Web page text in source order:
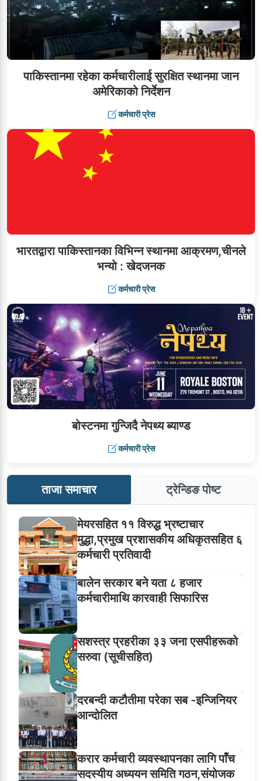
पाकिस्तानमा रहेका कर्मचारीलाई सुरक्षित स्थानमा जान
अमेरिकाको निर्देशन
कर्मचारी प्रेस
भारतद्वारा पाकिस्तानका विभिन्न स्थानमा आक्रमण,चीनले
भन्यो : खेदजनक
कर्मचारी प्रेस
बोस्टनमा गुन्जिदै नेपथ्य ब्याण्ड
कर्मचारी प्रेस
ताजा समाचार ट्रेन्डिङ पोष्ट
मेयरसहित ११ विरुद्ध भ्रष्टाचार
मुद्धा,प्रमुख प्रशासकीय अधिकृतसहित ६
कर्मचारी प्रतिवादी
बालेन सरकार बने यता ८ हजार
कर्मचारीमाथि कारवाही सिफारिस
सशस्त्र प्रहरीका ३३ जना एसपीहरूको
सरुवा (सूचीसहित)
दरबन्दी कटौतीमा परेका सब -इन्जिनियर
आन्दोलित
करार कर्मचारी व्यवस्थापनका लागि पाँच
सदस्यीय अध्ययन समिति गठन,संयोजक